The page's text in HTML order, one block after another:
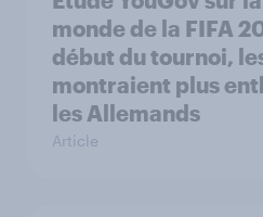
monde de la FIFA
début du tournoi,
montraient plus
les Allemands
Article